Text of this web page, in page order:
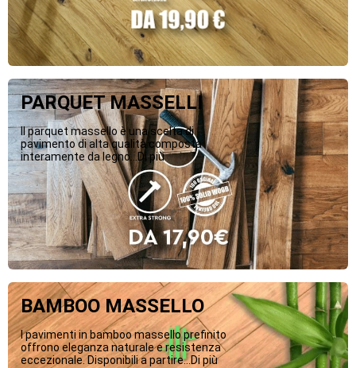
PARQUET MASSELLI
Il parquet massello è una scelta di
pavimento di alta qualità composta
interamente da legno...Di più
BAMBOO MASSELLO
I pavimenti in bamboo massello prefinito
offrono eleganza naturale e resistenza
eccezionale. Disponibili a partire...Di più